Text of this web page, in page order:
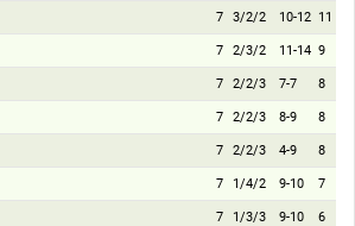
7 3/2/2 10-12 11
7 2/3/2 11-14 9
7 2/2/3 7-7 8
7 2/2/3 8-9 8
7 2/2/3 4-9 8
7 1/4/2 9-10 7
7 1/3/3 9-10 6